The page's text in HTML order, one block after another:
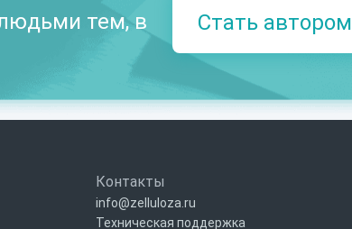
тем, в
Стать автором
Контакты
info@zelluloza.ru
Техническая поддержка